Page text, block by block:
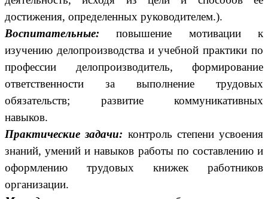
достижения, определенных руководителем.).
Воспитательные: повышение мотивации к
изучению делопроизводства и учебной практики по
профессии делопроизводитель, формирование
ответственности за выполнение трудовых
обязательств; развитие коммуникативных
навыков.
Практические задачи: контроль степени усвоения
знаний, умений и навыков работы по составлению и
оформлению трудовых книжек работников
организации.